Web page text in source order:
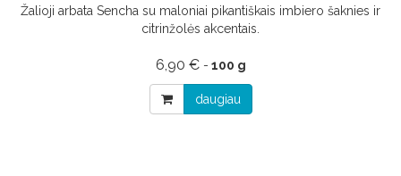
Žalioji arbata Sencha su maloniai pikantiškais imbiero šaknies ir
citrinžolės akcentais.
6,90 € - 100 g
daugiau